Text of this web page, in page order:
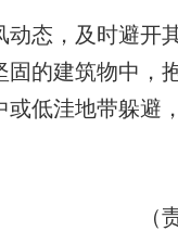
态，及时避开
的建筑物中，
低洼地带躲避
（